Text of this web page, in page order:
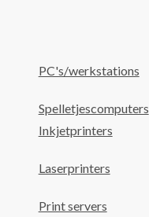
PC's/werkstations
Spelletjescomputers
Inkjetprinters
Laserprinters
Print servers